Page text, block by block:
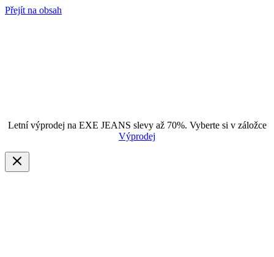
Přejít na obsah
Letní výprodej na EXE JEANS slevy až 70%. Vyberte si v záložce
Výprodej